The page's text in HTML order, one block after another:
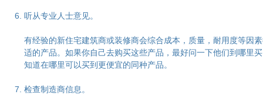
听从专业人士意见。
有经验的新住宅建筑商或装修商会综合成本，质量，耐用度等因
适的产品。如果你自己去购买这些产品，最好问一下他们到哪里
知道在哪里可以买到更便宜的同种产品。
检查制造商信息。